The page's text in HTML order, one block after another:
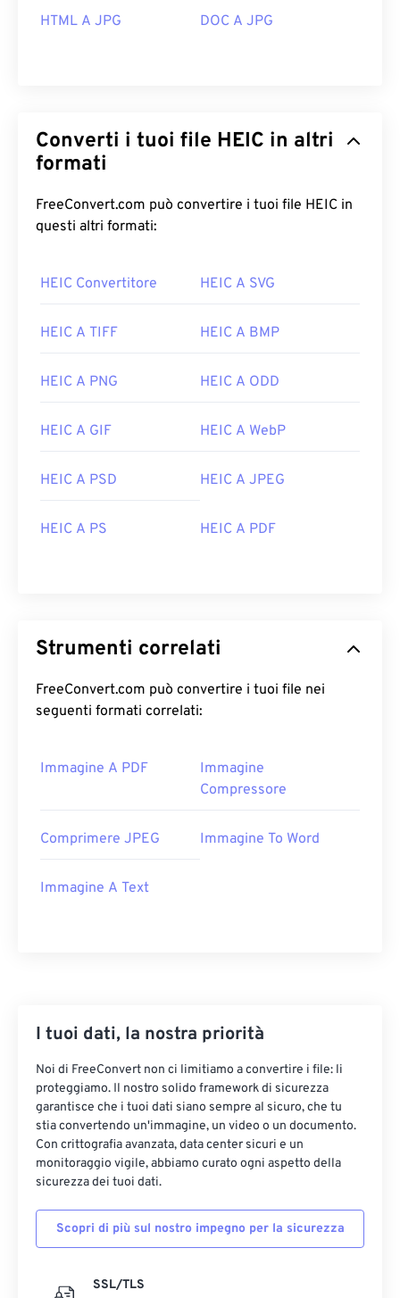
HTML A JPG DOC A JPG
Converti i tuoi file HEIC in altri
formati
FreeConvert.com può convertire i tuoi file HEIC in
questi altri formati:
HEIC Convertitore HEIC A SVG
HEIC A TIFF HEIC A BMP
HEIC A PNG HEIC A ODD
HEIC A GIF HEIC A WebP
HEIC A PSD HEIC A JPEG
HEIC A PS HEIC A PDF
Strumenti correlati
FreeConvert.com può convertire i tuoi file nei
seguenti formati correlati:
Immagine A PDF
Immagine
Compressore
Comprimere JPEG Immagine To Word
Immagine A Text
I tuoi dati, la nostra priorità
Noi di FreeConvert non ci limitiamo a convertire i file: li
proteggiamo. Il nostro solido framework di sicurezza
garantisce che i tuoi dati siano sempre al sicuro, che tu
stia convertendo un'immagine, un video o un documento.
Con crittografia avanzata, data center sicuri e un
monitoraggio vigile, abbiamo curato ogni aspetto della
sicurezza dei tuoi dati.
Scopri di più sul nostro impegno per la sicurezza
SSL/TLS